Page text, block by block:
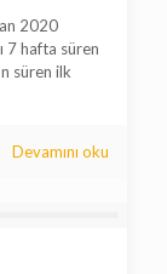
2020
7 hafta süren
süren ilk
Devamını oku